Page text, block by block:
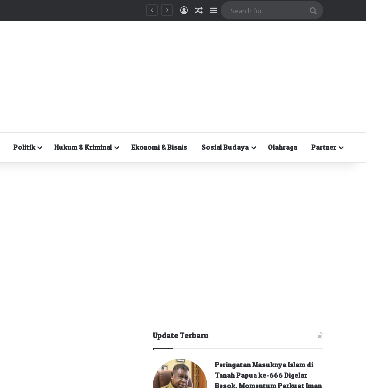
MasukRandom Article
Sidebar
Politik Hukum & Kriminal Ekonomi & Bisnis Sosial Budaya Olahraga Partner
Update Terbaru
Peringatan Masuknya Islam di
Tanah Papua ke-666 Digelar
Besok, Momentum Perkuat Iman